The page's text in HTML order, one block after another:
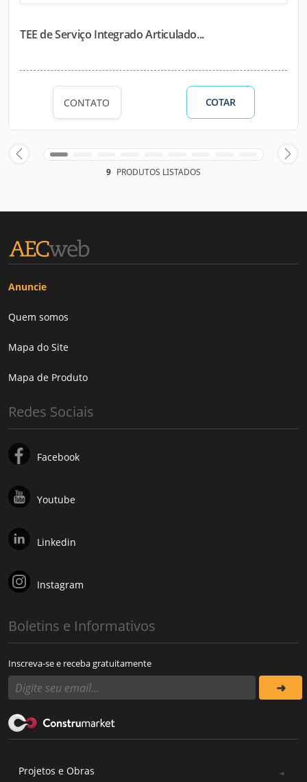
TEE de Serviço Integrado Articulado...
CONTATO COTAR
9 PRODUTOS LISTADOS
Anuncie
Quem somos
Mapa do Site
Mapa de Produto
Redes Sociais
Facebook
Youtube
Linkedin
Instagram
Boletins e Informativos
Inscreva-se e receba gratuitamente
Projetos e Obras